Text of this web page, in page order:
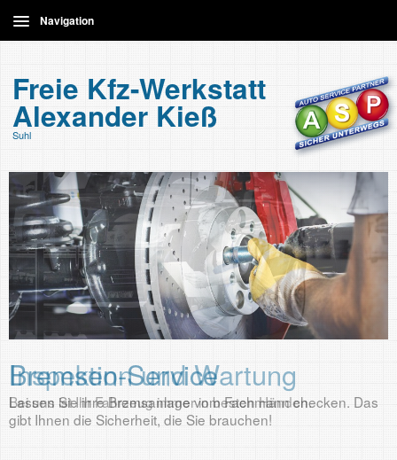
Navigation
Leistungen
Kontakt
Freie Kfz-Werkstatt
Alexander Kieß
Suhl
Bremsen-Service
Lassen Sie ihre Bremsanlage vom Fachmann checken. Das
gibt Ihnen die Sicherheit, die Sie brauchen!
Inspektion und Wartung
Bei uns ist Ihr Fahrzeug immer in besten Händen.